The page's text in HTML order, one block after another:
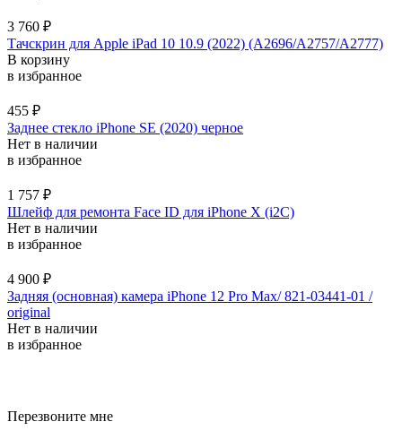
3 760 ₽
Тачскрин для Apple iPad 10 10.9 (2022) (A2696/A2757/A2777)
В корзину
в избранное
455 ₽
Заднее стекло iPhone SE (2020) черное
Нет в наличии
в избранное
1 757 ₽
Шлейф для ремонта Face ID для iPhone X (i2C)
Нет в наличии
в избранное
4 900 ₽
Задняя (основная) камера iPhone 12 Pro Max/ 821-03441-01 /
original
Нет в наличии
в избранное
Перезвоните мне